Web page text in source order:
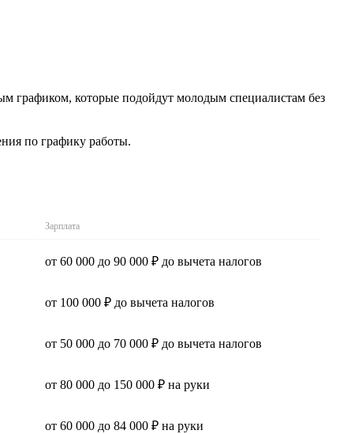
графиком, которые подойдут молодым специалистам без
по графику работы.
Зарплата
от 60 000 до 90 000 ₽ до вычета налогов
от 100 000 ₽ до вычета налогов
от 50 000 до 70 000 ₽ до вычета налогов
от 80 000 до 150 000 ₽ на руки
от 60 000 до 84 000 ₽ на руки